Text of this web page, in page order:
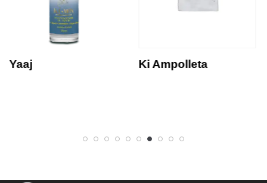
Yaaj Ki Ampolleta